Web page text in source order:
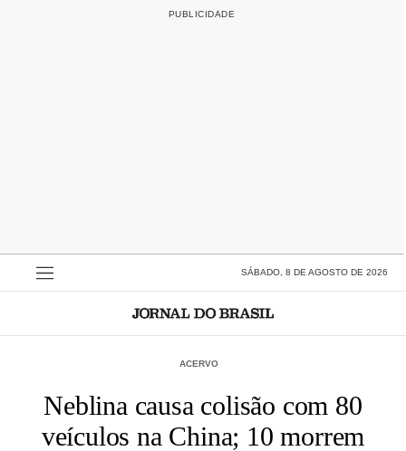
SÁBADO, 8 DE AGOSTO DE 2026
ACERVO
Neblina causa colisão com 80
veículos na China; 10 morrem